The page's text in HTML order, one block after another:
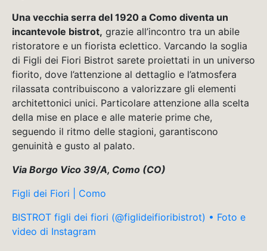
Una vecchia serra del 1920 a Como diventa un
incantevole bistrot, grazie all’incontro tra un abile
ristoratore e un fiorista eclettico. Varcando la soglia
di Figli dei Fiori Bistrot sarete proiettati in un universo
fiorito, dove l’attenzione al dettaglio e l’atmosfera
rilassata contribuiscono a valorizzare gli elementi
architettonici unici. Particolare attenzione alla scelta
della mise en place e alle materie prime che,
seguendo il ritmo delle stagioni, garantiscono
genuinità e gusto al palato.
Via Borgo Vico 39/A, Como (CO)
Figli dei Fiori | Como
BISTROT figli dei fiori (@figlideifioribistrot) • Foto e
video di Instagram